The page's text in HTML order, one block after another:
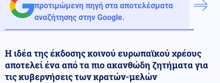
προτιμώμενη πηγή στα αποτελέσματα
αναζήτησης στην Google.
Η ιδέα της έκδοσης κοινού ευρωπαϊκού χρέους
αποτελεί ένα από τα πιο ακανθώδη ζητήματα για
τις κυβερνήσεις των κρατών-μελών